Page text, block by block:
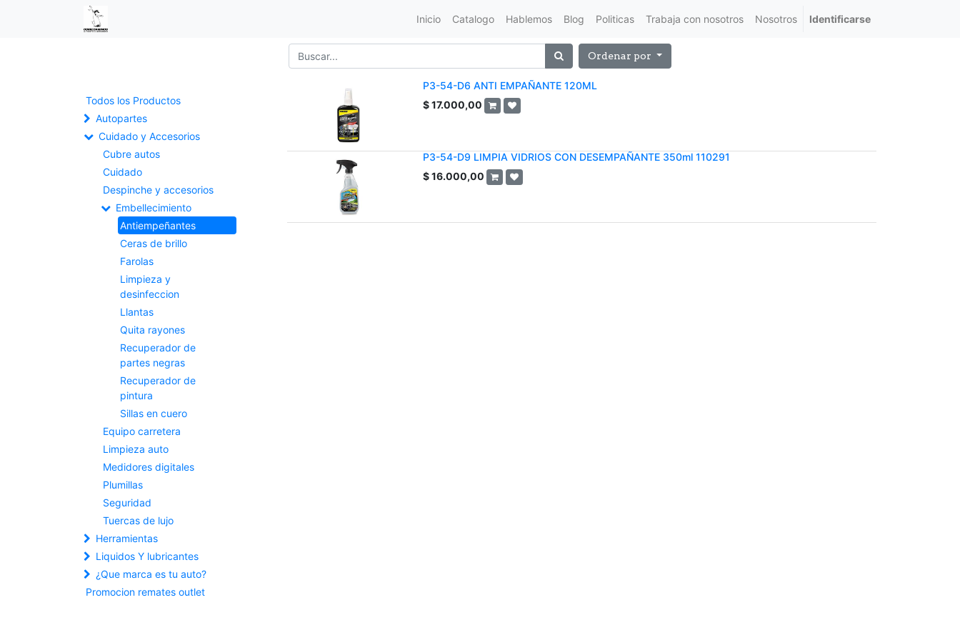
Inicio Catalogo Hablemos Blog Politicas Trabaja con nosotros Nosotros Identificarse
Ordenar por
Todos los Productos
Autopartes
Cuidado y Accesorios
Cubre autos
Cuidado
Despinche y accesorios
Embellecimiento
Antiempeñantes
Ceras de brillo
Farolas
Limpieza y
desinfeccion
Llantas
Quita rayones
Recuperador de
partes negras
Recuperador de
pintura
Sillas en cuero
Equipo carretera
Limpieza auto
Medidores digitales
Plumillas
Seguridad
Tuercas de lujo
Herramientas
Liquidos Y lubricantes
¿Que marca es tu auto?
Promocion remates outlet
P3-54-D6 ANTI EMPAÑANTE 120ML
$17.000,00
P3-54-D9 LIMPIA VIDRIOS CON DESEMPAÑANTE 350ml 110291
$16.000,00